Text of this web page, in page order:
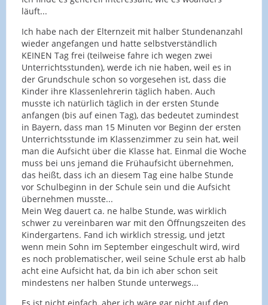
läuft...
Ich habe nach der Elternzeit mit halber Stundenanzahl
wieder angefangen und hatte selbstverständlich
KEINEN Tag frei (teilweise fahre ich wegen zwei
Unterrichtsstunden), werde ich nie haben, weil es in
der Grundschule schon so vorgesehen ist, dass die
Kinder ihre Klassenlehrerin täglich haben. Auch
musste ich natürlich täglich in der ersten Stunde
anfangen (bis auf einen Tag), das bedeutet zumindest
in Bayern, dass man 15 Minuten vor Beginn der ersten
Unterrichtsstunde im Klassenzimmer zu sein hat, weil
man die Aufsicht über die Klasse hat. Einmal die Woche
muss bei uns jemand die Frühaufsicht übernehmen,
das heißt, dass ich an diesem Tag eine halbe Stunde
vor Schulbeginn in der Schule sein und die Aufsicht
übernehmen musste...
Mein Weg dauert ca. ne halbe Stunde, was wirklich
schwer zu vereinbaren war mit den Öffnungszeiten des
Kindergartens. Fand ich wirklich stressig, und jetzt
wenn mein Sohn im September eingeschult wird, wird
es noch problematischer, weil seine Schule erst ab halb
acht eine Aufsicht hat, da bin ich aber schon seit
mindestens ner halben Stunde unterwegs...